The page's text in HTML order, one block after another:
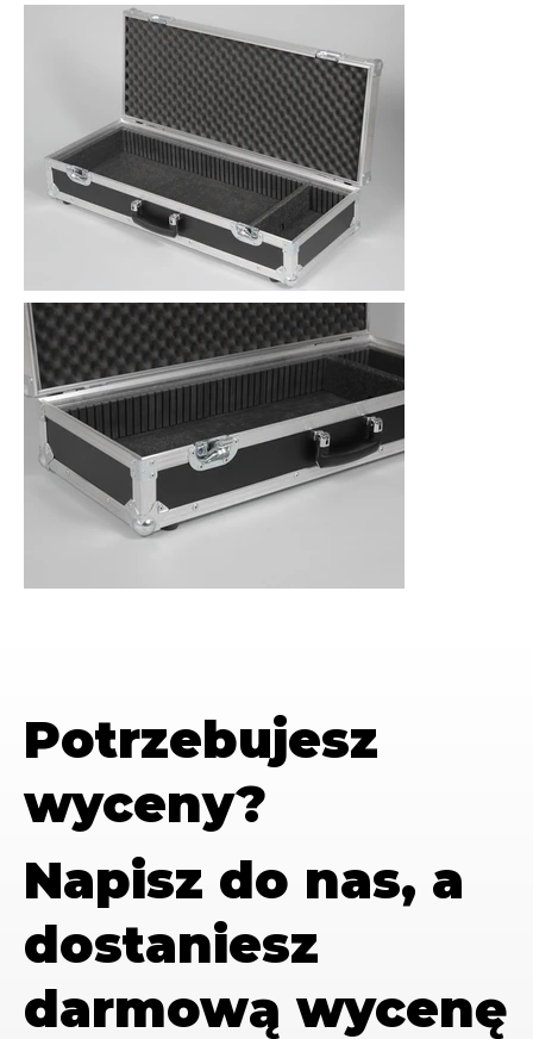
Potrzebujesz
wyceny?
Napisz do nas, a
dostaniesz
darmową wycenę